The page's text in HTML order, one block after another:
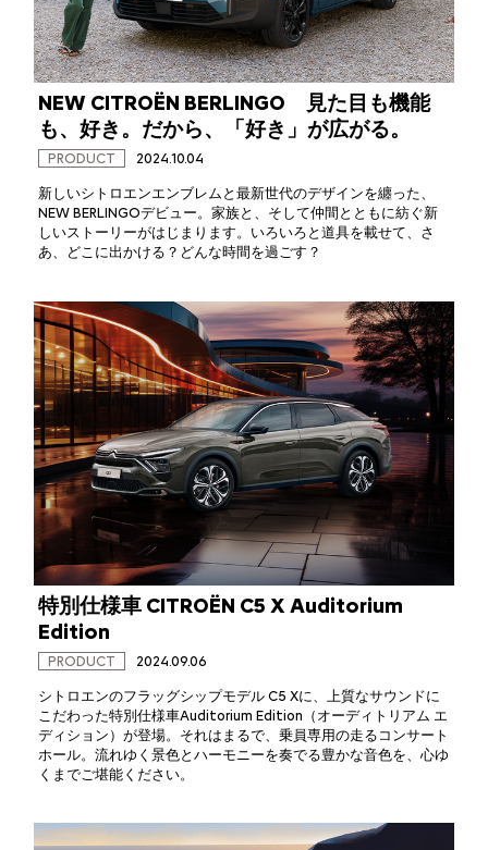
NEW CITROËN BERLINGO 見た目も機能
も、好き。だから、「好き」が広がる。
PRODUCT 2024.10.04
新しいシトロエンエンブレムと最新世代のデザインを纏った、
NEW BERLINGOデビュー。家族と、そして仲間とともに紡ぐ新
しいストーリーがはじまります。いろいろと道具を載せて、さ
あ、どこに出かける？どんな時間を過ごす？
特別仕様車 CITROËN C5 X Auditorium
Edition
PRODUCT 2024.09.06
シトロエンのフラッグシップモデル C5 Xに、上質なサウンドに
こだわった特別仕様車Auditorium Edition（オーディトリアム エ
ディション）が登場。それはまるで、乗員専用の走るコンサート
ホール。流れゆく景色とハーモニーを奏でる豊かな音色を、心ゆ
くまでご堪能ください。